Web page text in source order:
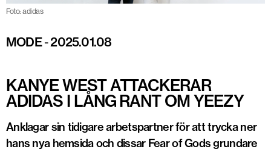
Foto: adidas
MODE-2025.01.08
KANYE WEST ATTACKERAR
ADIDAS I LÅNG RANT OM YEEZY
Anklagar sin tidigare arbetspartner för att trycka ner
hans nya hemsida och dissar Fear of Gods grundare